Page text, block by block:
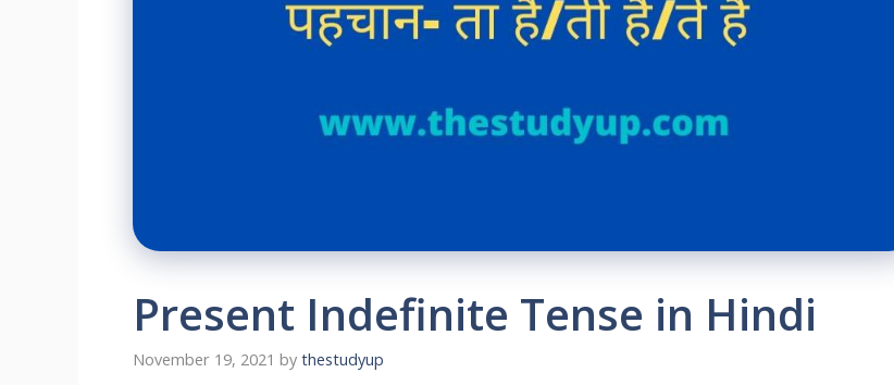
Present Indefinite Tense in Hindi
November 19, 2021 by thestudyup